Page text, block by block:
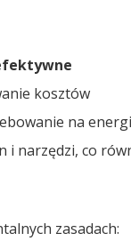
kosztów
na
i narzędzi, co
zasadach: